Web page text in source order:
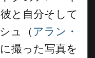
と自分そして
ュ（ アラン・
撮った写真を